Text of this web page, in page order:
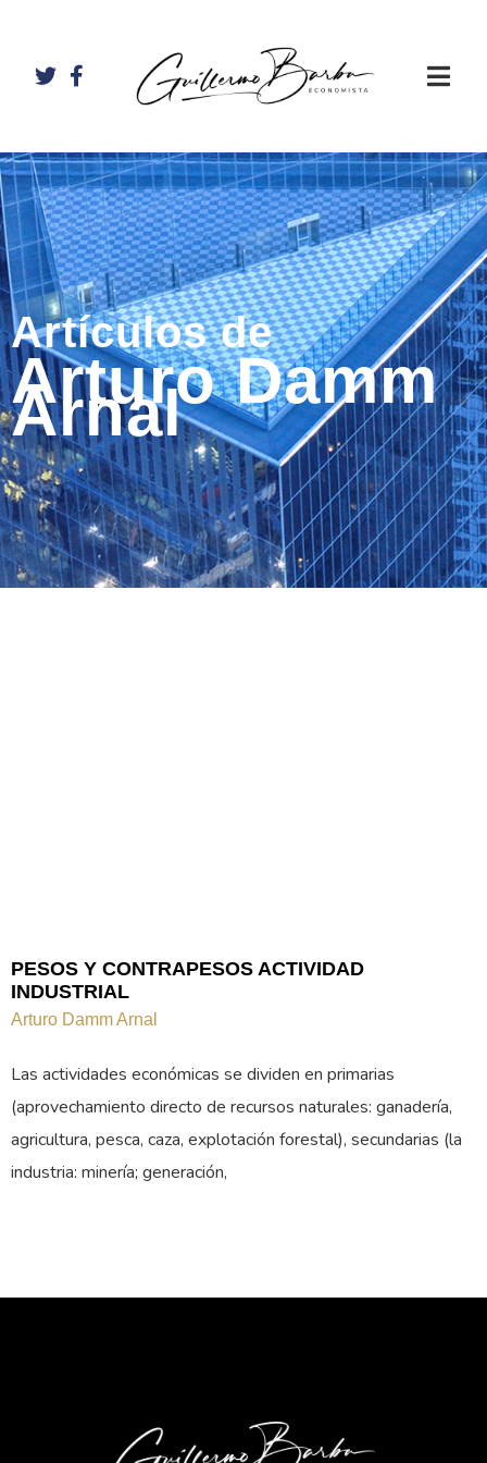
Artículos de
Arturo Damm
Arnal
PESOS Y CONTRAPESOS ACTIVIDAD
INDUSTRIAL
Arturo Damm Arnal
Las actividades económicas se dividen en primarias
(aprovechamiento directo de recursos naturales: ganadería,
agricultura, pesca, caza, explotación forestal), secundarias (la
industria: minería; generación,